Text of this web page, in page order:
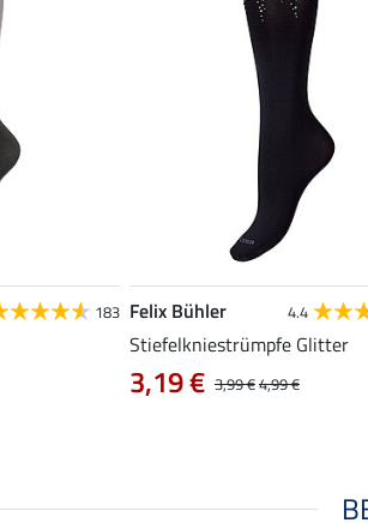
183 Felix Bühler 4.4
Stiefelkniestrümpfe Glitter
3,99 €4,99 €
3,19 €